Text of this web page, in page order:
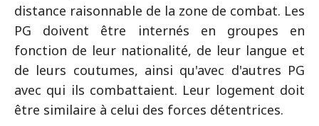
distance raisonnable de la zone de combat. Les
PG doivent être internés en groupes en
fonction de leur nationalité, de leur langue et
de leurs coutumes, ainsi qu'avec d'autres PG
avec qui ils combattaient. Leur logement doit
être similaire à celui des forces détentrices.